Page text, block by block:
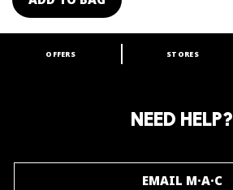
ARE YOU A M·A·C LOVER?
OFFERS STORES
NEED HELP?
EMAIL M·A·C